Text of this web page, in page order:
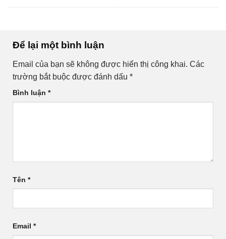
Để lại một bình luận
Email của bạn sẽ không được hiển thị công khai. Các
trường bắt buộc được đánh dấu *
Bình luận *
Tên *
Email *